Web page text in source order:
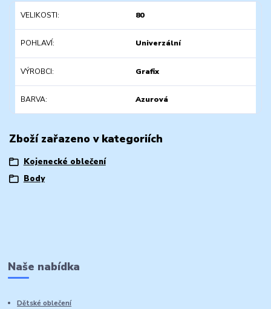
VELIKOSTI 80
POHLAVÍ Univerzální
VÝROBCI Grafix
BARVA Azurová
Zboží zařazeno v kategoriích
Kojenecké oblečení
Body
Naše nabídka
Dětské oblečení